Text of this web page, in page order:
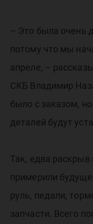
– Это была очень
потому что мы
апреле, –
СКБ Владимир
было с заказом,
деталей будут
Так, едва раскрыв
примерили
руль, педали,
запчасти. Всего